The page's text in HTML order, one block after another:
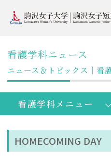
看護学科ニュース
ニュース＆トピックス｜看
HOMECOMING DAY
看護学科メニュー
学生SNS
チーム
公式入試
センター